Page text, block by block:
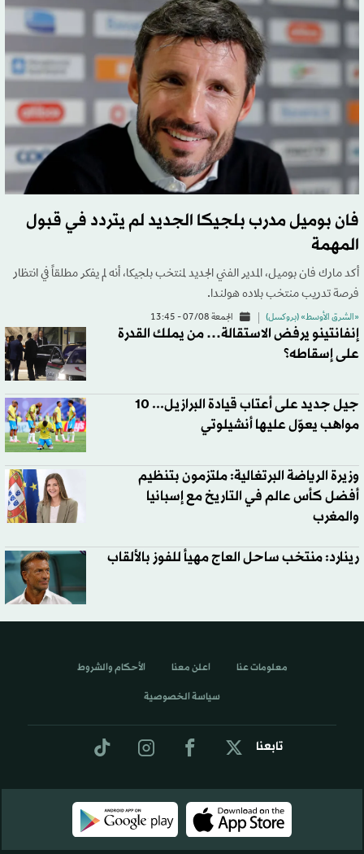
فان بوميل مدرب بلجيكا الجديد لم يتردد في قبول
المهمة
أكد مارك فان بوميل، المدير الفني الجديد لمنتخب بلجيكا، أنه لم يفكر مطلقاً في انتظار
فرصة تدريب منتخب بلاده هولندا.
«الشرق الأوسط» (بروكسل) الجمعة 07/08 - 13:45
إنفانتينو يرفض الاستقالة… من يملك القدرة
على إسقاطه؟
جيل جديد على أعتاب قيادة البرازيل... 10
مواهب يعوّل عليها أنشيلوتي
وزيرة الرياضة البرتغالية: ملتزمون بتنظيم
أفضل كأس عالم في التاريخ مع إسبانيا
والمغرب
رينارد: منتخب ساحل العاج مهيأ للفوز بالألقاب
تابعنا
معلومات عنا اعلن معنا الأحكام والشروط
سياسة الخصوصية